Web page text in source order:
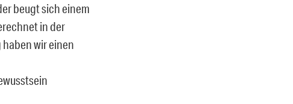
beugt sich einem
in der
wir einen